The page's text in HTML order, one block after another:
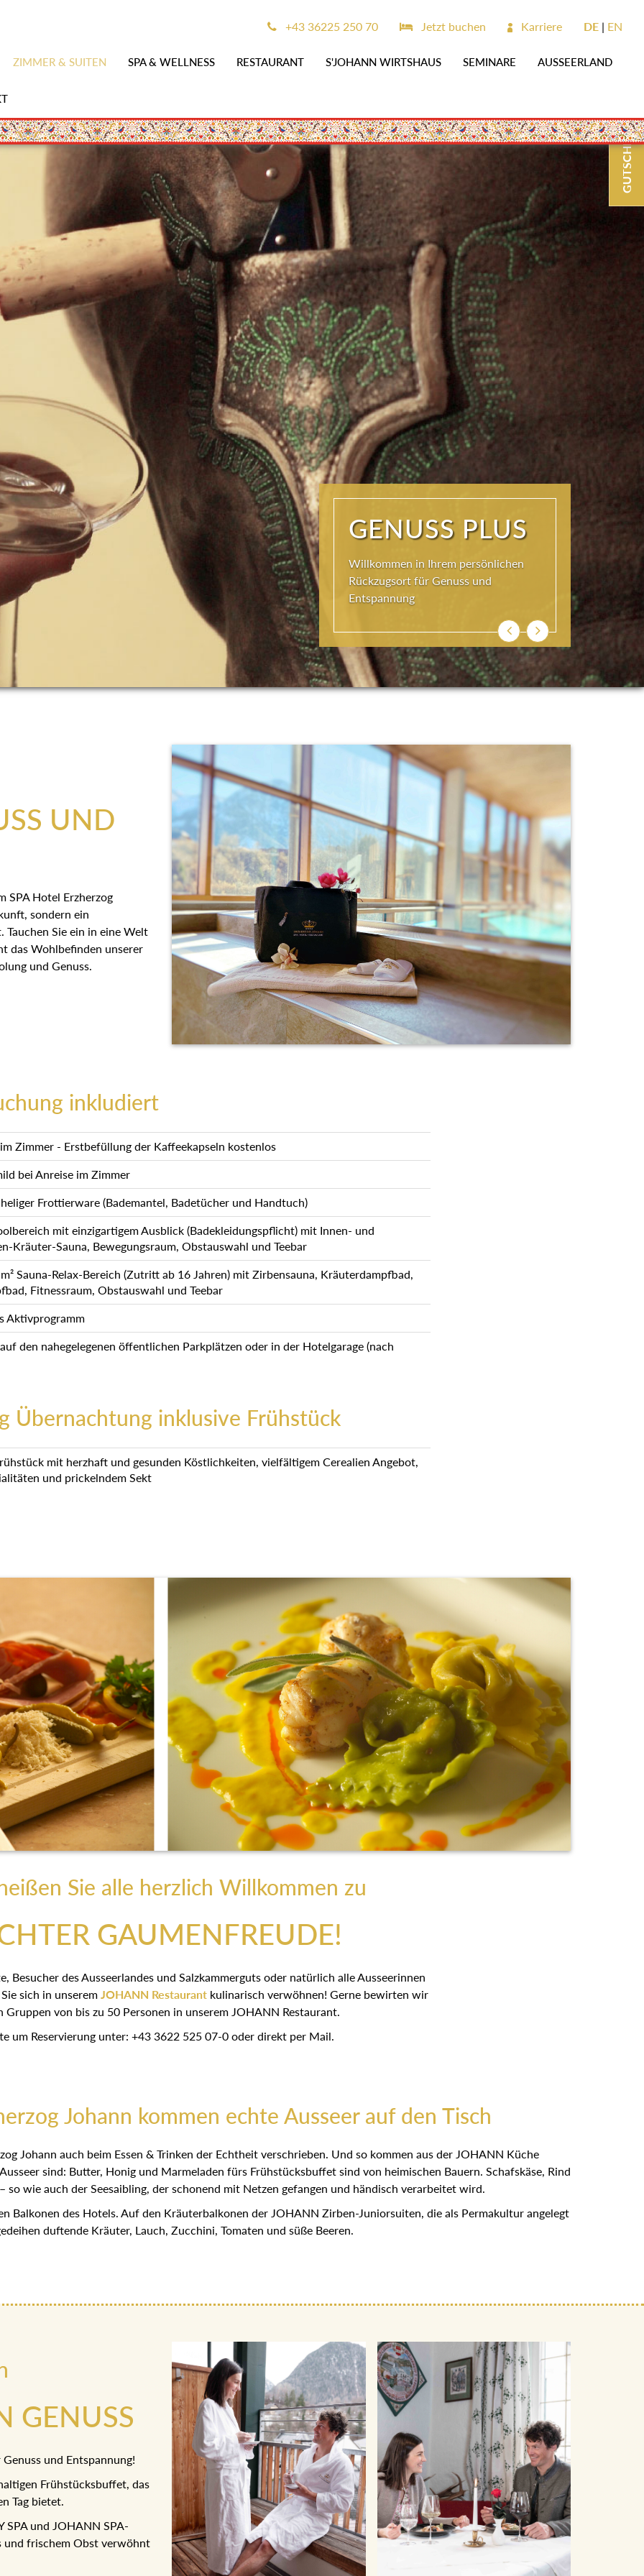
ZIMMER & SUITEN SPA & WELLNESS RESTAURANT S'JOHANN WIRTSHAUS SEMINARE AUSSEERLAND
+43 36225 250 70 Jetzt buchen Karriere DE EN
ERHOLUNG
PLUS
Ankommen und genießen. Einatmen,
ausatmen, durchatmen
ZurückWeiter
GUTSCHEINE
UND
SPA Hotel Erzherzog
sondern ein
Sie ein in eine Welt
das Wohlbefinden unserer
und Genuss.
inkludiert
Zimmer - Erstbefüllung der Kaffeekapseln kostenlos
bei Anreise im Zimmer
Frottierware (Bademantel, Badetücher und Handtuch)
mit einzigartigem Ausblick (Badekleidungspflicht) mit Innen- und
Kräuter-Sauna, Bewegungsraum, Obstauswahl und Teebar
Sauna-Relax-Bereich (Zutritt ab 16 Jahren) mit Zirbensauna, Kräuterdampfbad,
Fitnessraum, Obstauswahl und Teebar
Aktivprogramm
den nahegelegenen öffentlichen Parkplätzen oder in der Hotelgarage (nach
Übernachtung inklusive Frühstück
mit herzhaft und gesunden Köstlichkeiten, vielfältigem Cerealien Angebot,
und prickelndem Sekt
Sie alle herzlich Willkommen zu
GAUMENFREUDE!
Besucher des Ausseerlandes und Salzkammerguts oder natürlich alle Ausseerinnen
sich in unserem JOHANN Restaurant kulinarisch verwöhnen! Gerne bewirten wir
Gruppen von bis zu 50 Personen in unserem JOHANN Restaurant.
um Reservierung unter: +43 3622 525 07-0 oder direkt per Mail.
Johann kommen echte Ausseer auf den Tisch
Johann auch beim Essen & Trinken der Echtheit verschrieben. Und so kommen aus der JOHANN Küche
sind: Butter, Honig und Marmeladen fürs Frühstücksbuffet sind von heimischen Bauern. Schafskäse, Rind
so wie auch der Seesaibling, der schonend mit Netzen gefangen und händisch verarbeitet wird.
Balkonen des Hotels. Auf den Kräuterbalkonen der JOHANN Zirben-Juniorsuiten, die als Permakultur angelegt
duftende Kräuter, Lauch, Zucchini, Tomaten und süße Beeren.
GENUSS
und Entspannung!
Frühstücksbuffet, das
Tag bietet.
SPA und JOHANN SPA-
und frischem Obst verwöhnt